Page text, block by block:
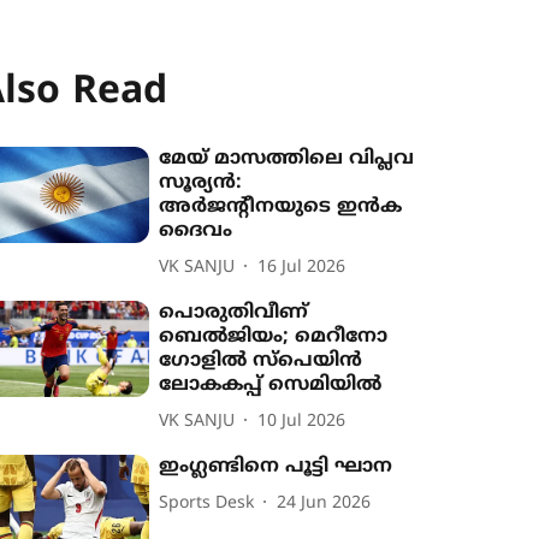
Read
മേയ് മാസത്തിലെ വിപ്ലവ
സൂര്യൻ:
അർജന്‍റീനയുടെ ഇൻക
ദൈവം
VK SANJU 16 Jul 2026
പൊരുതിവീണ്
ബെൽജിയം; മെറീനോ
ഗോളിൽ സ്പെയിൻ
ലോകകപ്പ് സെമിയിൽ
VK SANJU 10 Jul 2026
ഇംഗ്ലണ്ടിനെ പൂട്ടി ഘാന
Sports Desk 24 Jun 2026